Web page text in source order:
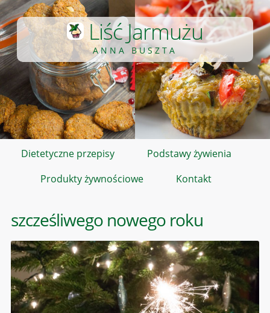
Liść Jarmużu
ANNA BUSZTA
Dietetyczne przepisy
Podstawy żywienia
Produkty żywnościowe
Kontakt
szcześliwego nowego roku